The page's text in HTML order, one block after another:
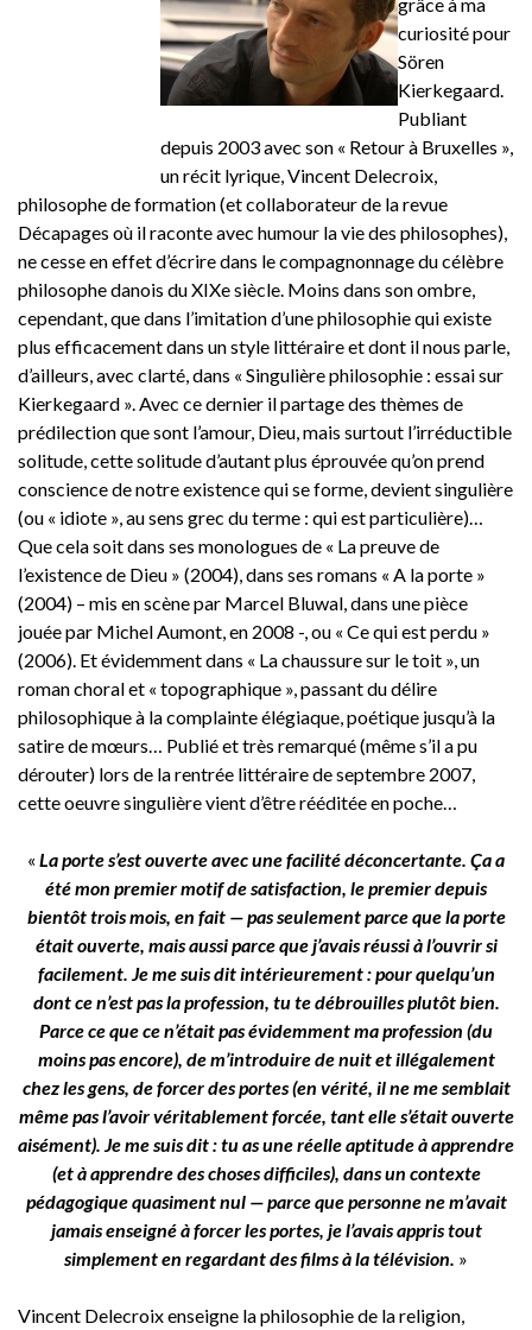
curiosité pour
Sören
Kierkegaard.
Publiant
depuis 2003 avec son « Retour à Bruxelles »,
un récit lyrique, Vincent Delecroix,
philosophe de formation (et collaborateur de la revue
Décapages où il raconte avec humour la vie des philosophes),
ne cesse en effet d’écrire dans le compagnonnage du célèbre
philosophe danois du XIXe siècle. Moins dans son ombre,
cependant, que dans l’imitation d’une philosophie qui existe
plus efficacement dans un style littéraire et dont il nous parle,
d’ailleurs, avec clarté, dans « Singulière philosophie : essai sur
Kierkegaard ». Avec ce dernier il partage des thèmes de
prédilection que sont l’amour, Dieu, mais surtout l’irréductible
solitude, cette solitude d’autant plus éprouvée qu’on prend
conscience de notre existence qui se forme, devient singulière
(ou « idiote », au sens grec du terme : qui est particulière)…
Que cela soit dans ses monologues de « La preuve de
l’existence de Dieu » (2004), dans ses romans « A la porte »
(2004) – mis en scène par Marcel Bluwal, dans une pièce
jouée par Michel Aumont, en 2008 -, ou « Ce qui est perdu »
(2006). Et évidemment dans « La chaussure sur le toit », un
roman choral et « topographique », passant du délire
philosophique à la complainte élégiaque, poétique jusqu’à la
satire de mœurs… Publié et très remarqué (même s’il a pu
dérouter) lors de la rentrée littéraire de septembre 2007,
cette oeuvre singulière vient d’être rééditée en poche…
« La porte s’est ouverte avec une facilité déconcertante. Ça a
été mon premier motif de satisfaction, le premier depuis
bientôt trois mois, en fait — pas seulement parce que la porte
était ouverte, mais aussi parce que j’avais réussi à l’ouvrir si
facilement. Je me suis dit intérieurement : pour quelqu’un
dont ce n’est pas la profession, tu te débrouilles plutôt bien.
Parce ce que ce n’était pas évidemment ma profession (du
moins pas encore), de m’introduire de nuit et illégalement
chez les gens, de forcer des portes (en vérité, il ne me semblait
même pas l’avoir véritablement forcée, tant elle s’était ouverte
aisément). Je me suis dit : tu as une réelle aptitude à apprendre
(et à apprendre des choses difficiles), dans un contexte
pédagogique quasiment nul — parce que personne ne m’avait
jamais enseigné à forcer les portes, je l’avais appris tout
simplement en regardant des films à la télévision. »
Vincent Delecroix enseigne la philosophie de la religion,